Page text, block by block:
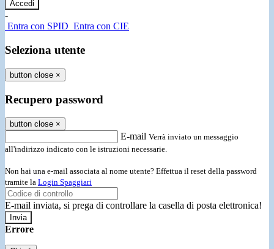
-
Entra con SPID Entra con CIE
Seleziona utente
button close ×
Recupero password
button close ×
E-mail Verrà inviato un messaggio
all'indirizzo indicato con le istruzioni necessarie.
Non hai una e-mail associata al nome utente? Effettua il reset della password
tramite la Login Spaggiari
E-mail inviata, si prega di controllare la casella di posta elettronica!
Errore